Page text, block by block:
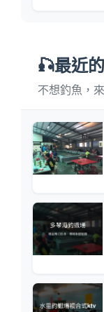
🎣最近
不想釣魚，